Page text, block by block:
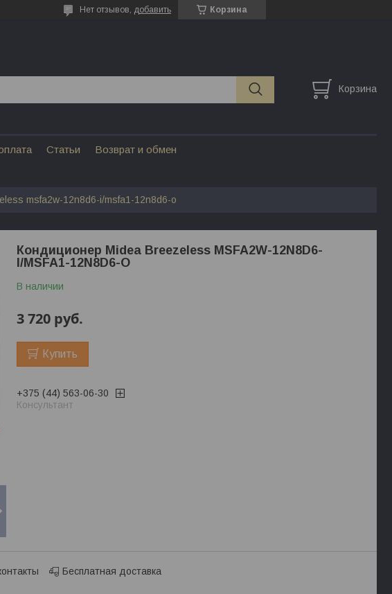
Корзина
Нет отзывов, добавить
Корзина
Статьи Возврат и обмен
msfa2w-12n8d6-i/msfa1-12n8d6-o
Кондиционер Midea Breezeless MSFA2W-12N8D6-
I/MSFA1-12N8D6-O
В наличии
3 720 руб.
Купить
+375 (44) 563-06-30
Консультант
Бесплатная доставка